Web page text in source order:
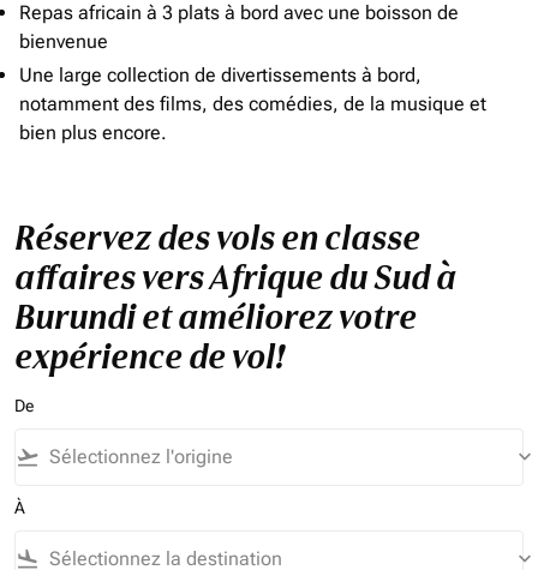
Repas africain à 3 plats à bord avec une boisson de
bienvenue
Une large collection de divertissements à bord,
notamment des films, des comédies, de la musique et
bien plus encore.
Réservez des vols en classe
affaires vers Afrique du Sud à
Burundi et améliorez votre
expérience de vol!
De
flight_takeoff keyboard_arrow_down
À
flight_land keyboard_arrow_down